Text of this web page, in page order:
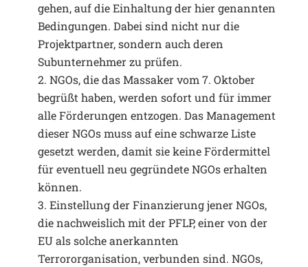
gehen, auf die Einhaltung der hier genannten
Bedingungen. Dabei sind nicht nur die
Projektpartner, sondern auch deren
Subunternehmer zu prüfen.
2. NGOs, die das Massaker vom 7. Oktober
begrüßt haben, werden sofort und für immer
alle Förderungen entzogen. Das Management
dieser NGOs muss auf eine schwarze Liste
gesetzt werden, damit sie keine Fördermittel
für eventuell neu gegründete NGOs erhalten
können.
3. Einstellung der Finanzierung jener NGOs,
die nachweislich mit der PFLP, einer von der
EU als solche anerkannten
Terrororganisation, verbunden sind. NGOs,